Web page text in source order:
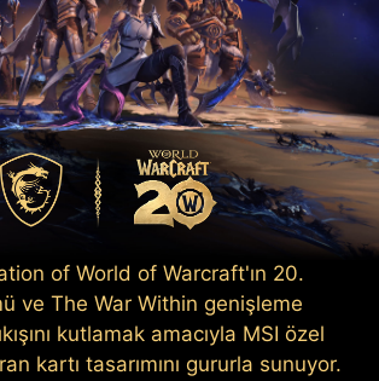
of World of Warcraft'ın 20.
ve The War Within genişleme
kutlamak amacıyla MSI özel
kartı tasarımını gururla sunuyor.